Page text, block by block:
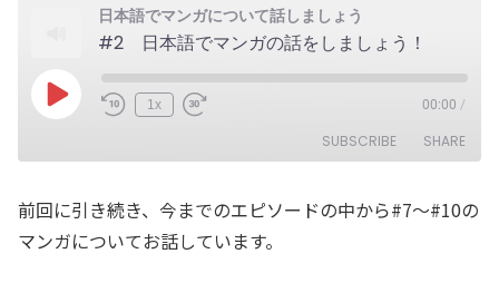
日本語でマンガについて話しましょう
#2 日本語でマンガの話をしましょう！
Play
Episode
1x 00:00 /
SUBSCRIBE SHARE
RSS FEED
SHARE
LINK
前回に引き続き、今までのエピソードの中から#7～#10の
マンガについてお話しています。